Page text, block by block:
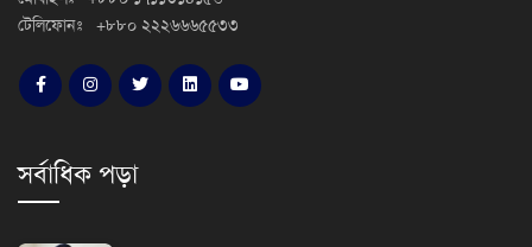
টেলিফোনঃ +৮৮০ ২২২৬৬৬৫৫৩৩
সর্বাধিক পড়া